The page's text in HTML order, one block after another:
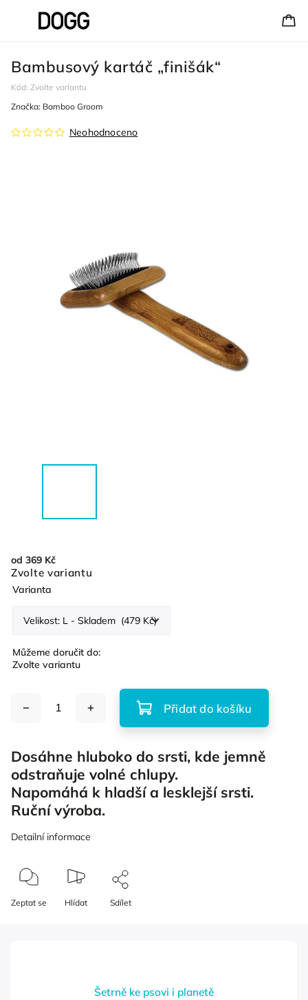
Bambusový kartáč „finišák“
Kód: Zvolte variantu
Neohodnoceno
Značka: Bamboo Groom
od 369 Kč
Zvolte variantu
Varianta
Můžeme doručit do:
Zvolte variantu
Přidat do košíku
Dosáhne hluboko do srsti, kde jemně
odstraňuje volné chlupy.
Napomáhá k hladší a lesklejší srsti.
Ruční výroba.
Detailní informace
Zeptat se Hlídat Sdílet
Šetrně ke psovi i planetě